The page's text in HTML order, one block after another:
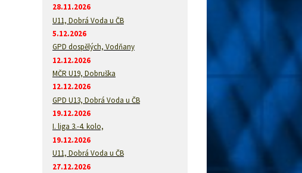
28.11.2026
U11, Dobrá Voda u ČB
5.12.2026
GPD dospělých, Vodňany
12.12.2026
MČR U19, Dobruška
12.12.2026
GPD U13, Dobrá Voda u ČB
19.12.2026
I. liga 3.-4. kolo,
19.12.2026
U11, Dobrá Voda u ČB
27.12.2026